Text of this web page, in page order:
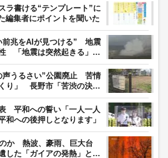
ラ書ける“テンプレート”に
編集者にポイントを聞いた
前兆をAIが見つける” 地震
「地震は突然起きる」は
声うるさい”公園廃止 苦情
り」 長野市「苦渋の決
表 平和への誓い「一人一人
和への後押しとなります」
か 熱波、豪雨、巨大台
した「ガイアの発熱」とい